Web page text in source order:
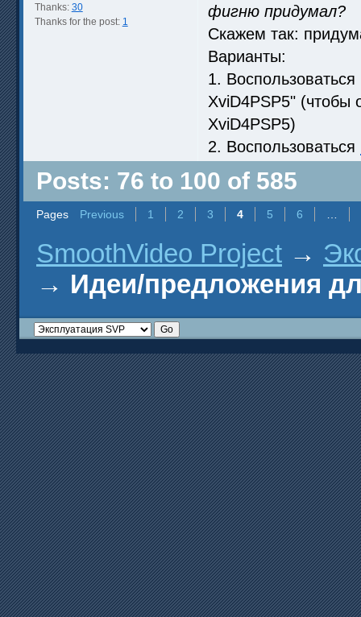
Thanks: 30
Thanks for the post: 1
фигню придумал?
Скажем так:
Варианты:
1.
XviD4PSP5" (чтобы
XviD4PSP5)
2. Воспользоваться
Posts: 76 to 100 of 585
Pages Previous 1 2 3 4 5 6
SmoothVideo Project →
→ Идеи/предложения